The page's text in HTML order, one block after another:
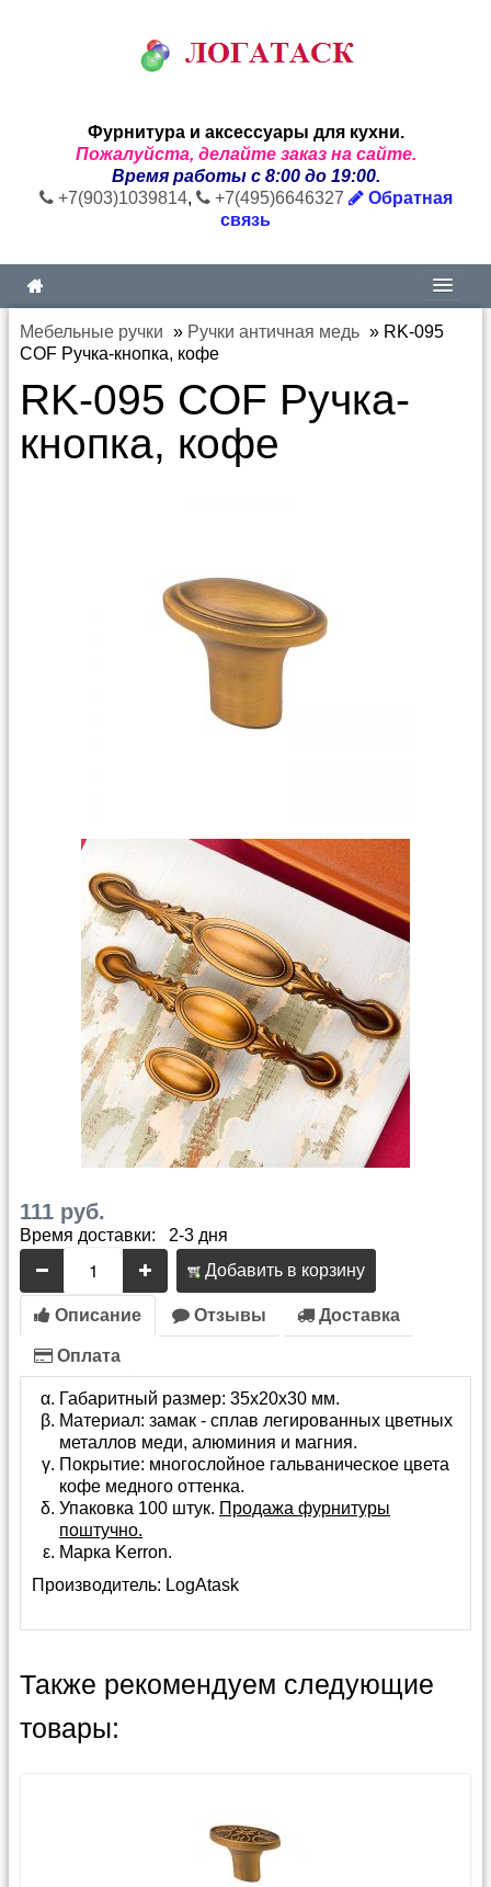
Фурнитура и аксессуары для кухни.
Пожалуйста, делайте заказ на сайте.
Время работы с 8:00 до 19:00.
+7(903)1039814, +7(495)6646327
Обратная
связь
Мебельные ручки » Ручки античная медь » RK-095
COF Ручка-кнопка, кофе
RK-095 COF Ручка-
кнопка, кофе
111 руб.
Время доставки: 2-3 дня
Добавить в корзину
Описание Отзывы Доставка
Оплата
Габаритный размер: 35х20х30 мм.
Материал: замак - сплав легированных цветных
металлов меди, алюминия и магния.
Покрытие: многослойное гальваническое цвета
кофе медного оттенка.
Упаковка 100 штук. Продажа фурнитуры
поштучно.
Марка Kerron.
Производитель: LogAtask
Также рекомендуем следующие
товары: